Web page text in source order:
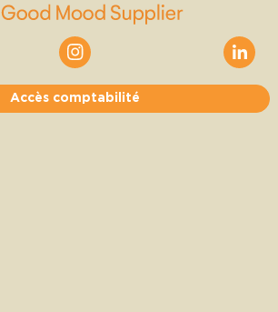
Accès comptabilité